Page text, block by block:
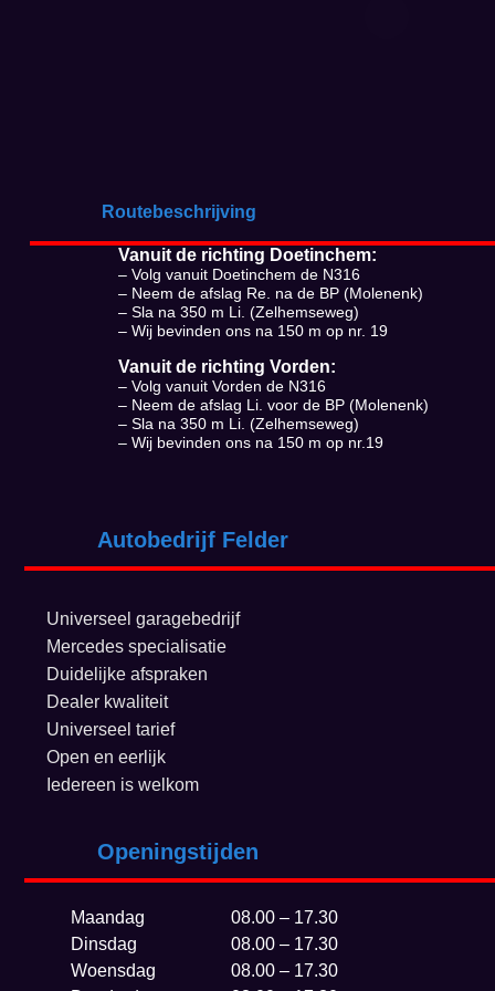
Routebeschrijving
Vanuit de richting Doetinchem:
– Volg vanuit Doetinchem de N316
– Neem de afslag Re. na de BP (Molenenk)
– Sla na 350 m Li. (Zelhemseweg)
– Wij bevinden ons na 150 m op nr. 19
Vanuit de richting Vorden:
– Volg vanuit Vorden de N316
– Neem de afslag Li. voor de BP (Molenenk)
– Sla na 350 m Li. (Zelhemseweg)
– Wij bevinden ons na 150 m op nr.19
Autobedrijf Felder
Universeel garagebedrijf
Mercedes specialisatie
Duidelijke afspraken
Dealer kwaliteit
Universeel tarief
Open en eerlijk
Iedereen is welkom
Openingstijden
Maandag
08.00 – 17.30
Dinsdag
08.00 – 17.30
Woensdag
08.00 – 17.30